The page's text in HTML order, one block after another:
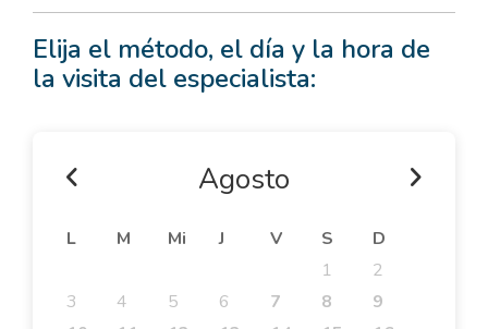
Elija el método, el día y la hora de
la visita del especialista:
Agosto
L M Mi J V S
D
1
2
3
4 5 6 7 8
9